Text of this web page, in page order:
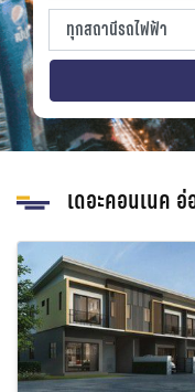
sproperty
ทุกสถานีรถไฟฟ้า
ทุกสถานีรถไฟฟ้า
strain-station
ทุกช่วงราคา
เดอะคอนเนค